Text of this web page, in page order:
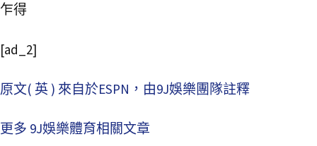
乍得
[ad_2]
原文( 英 ) 來自於ESPN，由9J娛樂團隊註釋
更多 9J娛樂體育相關文章